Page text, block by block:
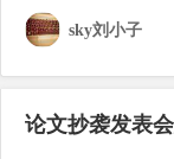
sky刘小子
论文抄袭发表